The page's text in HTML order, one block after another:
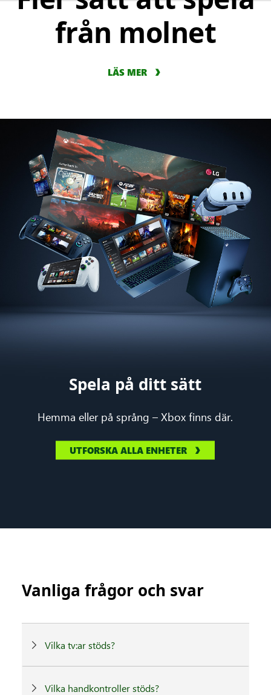
från molnet
LÄS MER
Spela på ditt sätt
Hemma eller på språng – Xbox finns där.
UTFORSKA ALLA ENHETER
Vanliga frågor och svar
Vilka tv:ar stöds?
Vilka handkontroller stöds?